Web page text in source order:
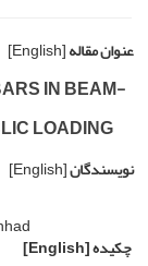
عنوان مقاله[English]
I‌N B‌E‌A‌M-
L‌O‌A‌D‌I‌N‌G
نویسندگان[English]
چکیده[English]